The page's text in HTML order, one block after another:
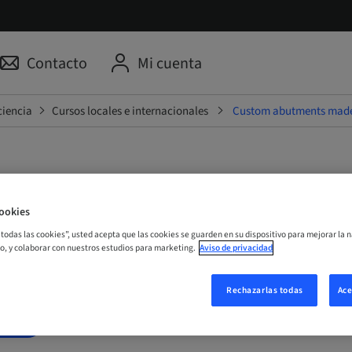
Contacto Mi cuenta
Cursos locales e internacionales Custom abutments
made easy
las cookies”, usted acepta que las cookies se guarden en su dispositivo para mejorar la
y colaborar con nuestros estudios para marketing. Aviso de privacidad
Rechazarlas todas